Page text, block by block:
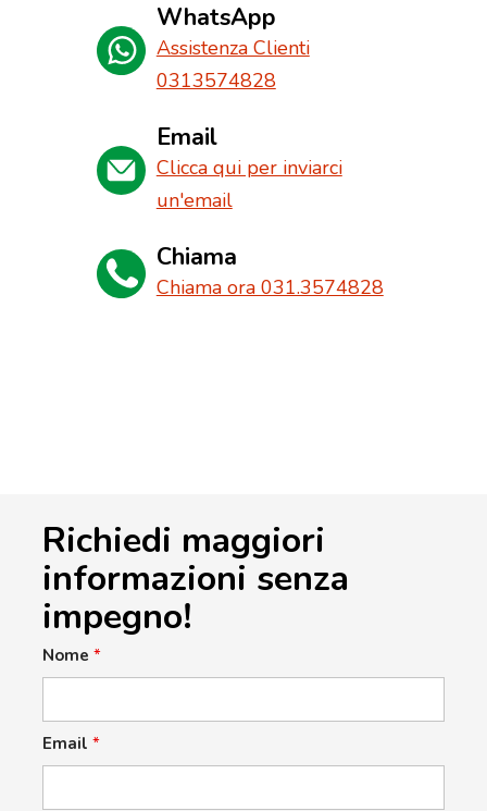
WhatsApp
Assistenza Clienti
0313574828
Email
Clicca qui per inviarci
un'email
Chiama
Chiama ora 031.3574828
Richiedi maggiori
informazioni senza
impegno!
Nome *
Email *